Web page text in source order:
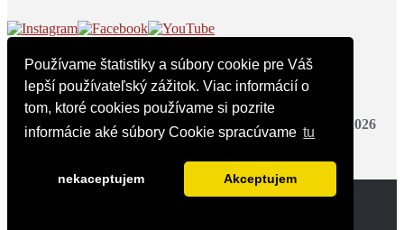
Používame štatistiky a súbory cookie pre Váš
lepší používateľský zážitok. Viac informácií o
tom, ktoré cookies používame si pozrite
informácie aké súbory Cookie spracúvame tu
nekaceptujem Akceptujem
KAFESHOP | INEKAFE official merchandise © 2016 - 2026
design & programming IT LEARNING SLOVAKIA&
Môj účet